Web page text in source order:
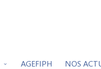
AGEFIPH NOS